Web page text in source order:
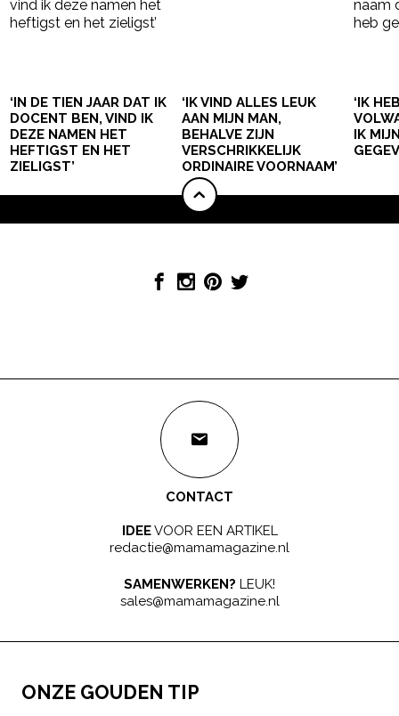
‘IN DE TIEN JAAR DAT IK
DOCENT BEN, VIND IK
DEZE NAMEN HET
HEFTIGST EN HET
ZIELIGST’
‘IK VIND ALLES LEUK
AAN MIJN MAN,
BEHALVE ZIJN
VERSCHRIKKELIJK
ORDINAIRE VOORNAAM’
‘IK
IK
CONTACT
IDEEVOOR EEN ARTIKEL
redactie@mamamagazine.nl
SAMENWERKEN? LEUK!
sales@mamamagazine.nl
ONZE GOUDEN TIP